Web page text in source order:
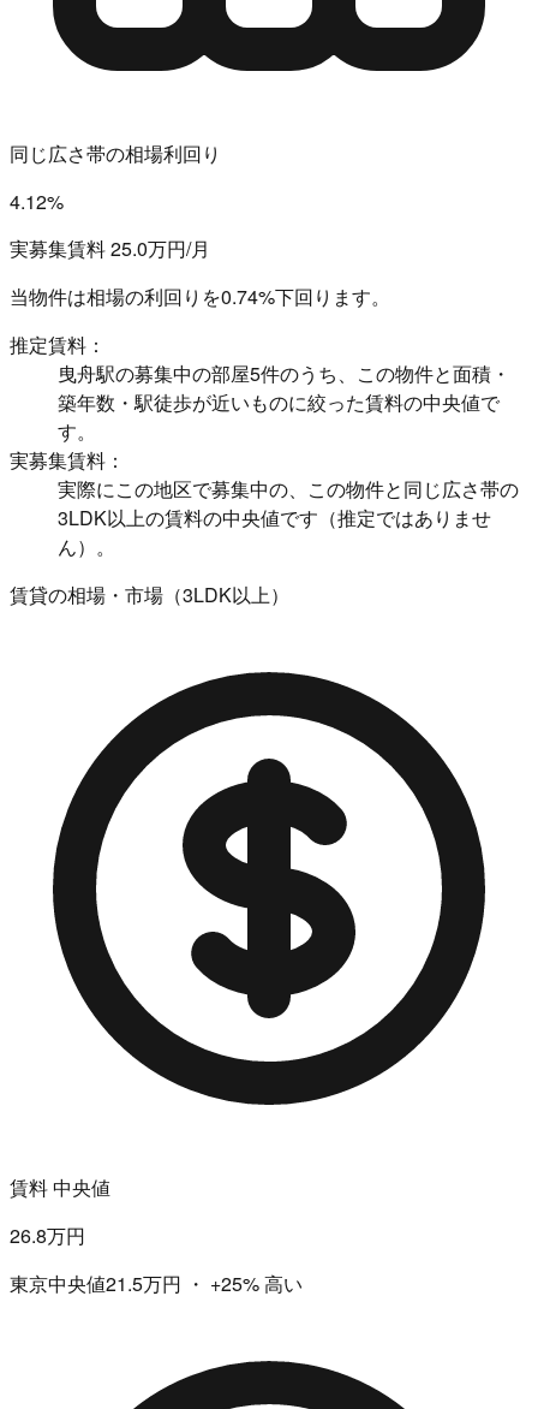
同じ広さ帯の相場利回り
4.12%
実募集賃料 25.0万円/月
当物件は相場の利回りを0.74%下回ります。
推定賃料：
曳舟駅の募集中の部屋5件のうち、この物件と面積・
築年数・駅徒歩が近いものに絞った賃料の中央値で
す。
実募集賃料：
実際にこの地区で募集中の、この物件と同じ広さ帯の
3LDK以上の賃料の中央値です（推定ではありませ
ん）。
賃貸の相場・市場（3LDK以上）
賃料 中央値
26.8万円
東京中央値21.5万円 ・ +25%高い